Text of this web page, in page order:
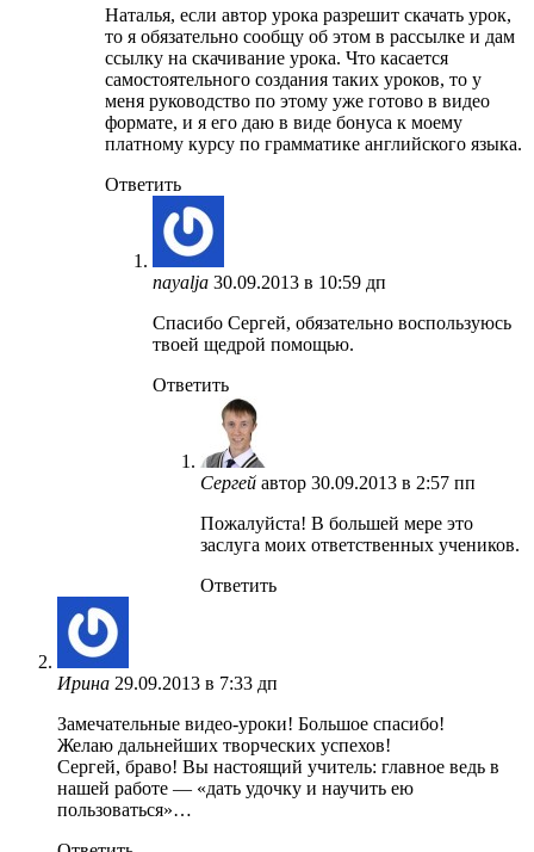
Наталья, если автор урока разрешит скачать урок,
то я обязательно сообщу об этом в рассылке и дам
ссылку на скачивание урока. Что касается
самостоятельного создания таких уроков, то у
меня руководство по этому уже готово в видео
формате, и я его даю в виде бонуса к моему
платному курсу по грамматике английского языка.
Ответить
nayalja 30.09.2013 в 10:59 дп
Спасибо Сергей, обязательно воспользуюсь
твоей щедрой помощью.
Ответить
Сергей автор 30.09.2013 в 2:57 пп
Пожалуйста! В большей мере это
заслуга моих ответственных учеников.
Ответить
Ирина 29.09.2013 в 7:33 дп
Замечательные видео-уроки! Большое спасибо!
Желаю дальнейших творческих успехов!
Сергей, браво! Вы настоящий учитель: главное ведь в
нашей работе — «дать удочку и научить ею
пользоваться»…